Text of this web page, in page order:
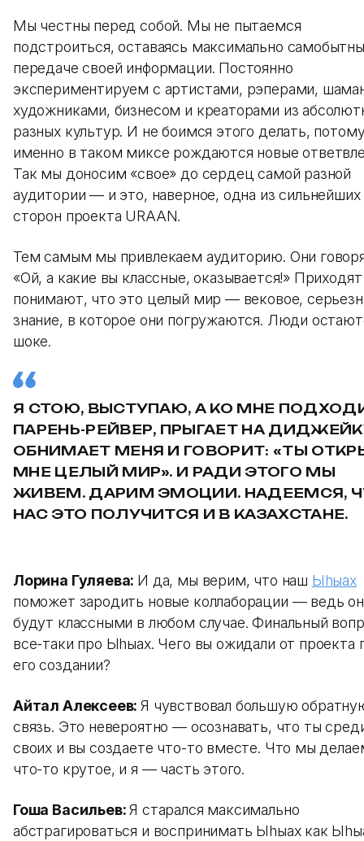
Мы честны перед собой. Мы не пытаемся
подстроиться, оставаясь максимально
передаче своей информации. Постоянно
экспериментируем с артистами, рэперами,
художниками, бизнесом и креаторами из
разных культур. И не боимся этого делать,
именно в таком миксе рождаются новые
Так мы доносим «свое» до сердец самой разной
аудитории — и это, наверное, одна из сильнейших
сторон проекта URAAN.
Тем самым мы привлекаем аудиторию. Они
«Ой, а какие вы классные, оказывается!»
понимают, что это целый мир — вековое,
знание, в которое они погружаются. Люди
шоке.
Я СТОЮ, ВЫСТУПАЮ, А КО МНЕ
ПАРЕНЬ-РЕЙВЕР, ПРЫГАЕТ НА
ОБНИМАЕТ МЕНЯ И ГОВОРИТ: «ТЫ
МНЕ ЦЕЛЫЙ МИР». И РАДИ ЭТОГО МЫ
ЖИВЕМ. ДАРИМ ЭМОЦИИ. НАДЕЕМСЯ,
НАС ЭТО ПОЛУЧИТСЯ И В КАЗАХСТАНЕ.
Лорина Гуляева: И да, мы верим, что наш Ыhыах
поможет зародить новые коллаборации — ведь
будут классными в любом случае. Финальный
все-таки про Ыhыах. Чего вы ожидали от проекта
его создании?
Айтал Алексеев:Я чувствовал большую
связь. Это невероятно — осознавать, что ты
своих и вы создаете что-то вместе. Что мы
что-то крутое, и я — часть этого.
Гоша Васильев:Я старался максимально
абстрагироваться и воспринимать Ыhыах как